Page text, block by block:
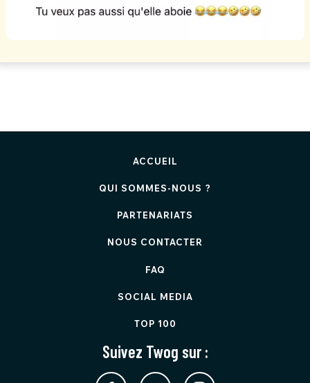
ACCUEIL
QUI SOMMES-NOUS ?
PARTENARIATS
NOUS CONTACTER
FAQ
SOCIAL MEDIA
TOP 100
Suivez Twog sur :